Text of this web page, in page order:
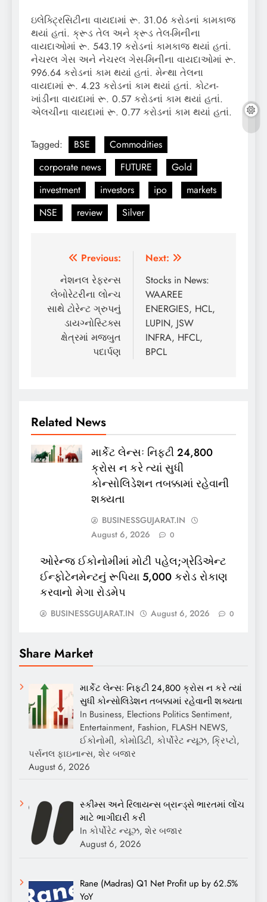
ઇલેક્ટ્રિસિટીના વાયદામાં રૂ. 31.06 કરોડનાં કામકાજ
થયાં હતાં. ક્રૂડ તેલ અને ક્રૂડ તેલ-મિનીના
વાયદાઓમાં રૂ. 543.19 કરોડનાં કામકાજ થયાં હતાં.
નેચરલ ગેસ અને નેચરલ ગેસ-મિનીના વાયદાઓમાં રૂ.
996.64 કરોડનાં કામ થયાં હતાં. મેન્થા તેલના
વાયદામાં રૂ. 4.23 કરોડનાં કામ થયાં હતાં. કોટન-
ખાંડીના વાયદામાં રૂ. 0.57 કરોડનાં કામ થયાં હતાં.
એલચીના વાયદામાં રૂ. 0.77 કરોડનાં કામ થયાં હતાં.
Tagged: BSE
Commodities
corporate news
FUTURE
Gold
investment
investors ipo
markets
NSE
review Silver
Post
navigation
Previous:
નેશનલ રેફરન્સ
લેબોરેટરીના લોન્ચ
સાથે ટોરેન્ટ ગ્રુપનું
ડાયગ્નોસ્ટિક્સ
ક્ષેત્રમાં મજબુત
પદાર્પણ
Next:
Stocks in News:
WAAREE
ENERGIES, HCL,
LUPIN, JSW
INFRA, HFCL,
BPCL
Related News
માર્કેટ લેન્સઃ નિફ્ટી 24,800
ક્રોસ ન કરે ત્યાં સુધી
કોન્સોલિડેશન તબક્કામાં રહેવાની
શક્યતા
BUSINESSGUJARAT.IN
August 6, 2026
0
ઓરેન્જ ઈકોનોમીમાં મોટી પહેલ;ગ્રેડિએન્ટ
ઈન્ફોટેનમેન્ટનું રૂપિયા 5,000 કરોડ રોકાણ
કરવાનો મેગા રોડમેપ
BUSINESSGUJARAT.IN August 6, 2026 0
Share Market
માર્કેટ લેન્સઃ નિફ્ટી 24,800 ક્રોસ ન કરે ત્યાં
સુધી કોન્સોલિડેશન તબક્કામાં રહેવાની શક્યતા
In Business, Elections Politics Sentiment,
Entertainment, Fashion, FLASH NEWS,
ઈકોનોમી, કોમોડિટી, કોર્પોરેટ ન્યૂઝ, ક્રિપ્ટો,
પર્સનલ ફાઇનાન્સ, શેર બજાર
August 6, 2026
સ્કીમ્સ અને રિલાયન્સ બ્રાન્ડ્સે ભારતમાં લોંચ
માટે ભાગીદારી કરી
In કોર્પોરેટ ન્યૂઝ, શેર બજાર
August 6, 2026
Rane (Madras) Q1 Net Profit up by 62.5%
YoY